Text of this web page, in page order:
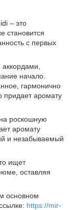
– это
становится
с первых
начало.
гармонично
аромату
роскошную
аромату
и незабываемый
ищет
оставляя
основном
https://mir-